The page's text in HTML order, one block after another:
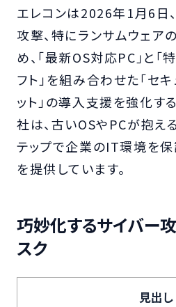
エレコンは2026年1月6日
攻撃、特にランサムウェア
め、「最新OS対応PC」と「
フト」を組み合わせた「セ
ット」の導入支援を強化す
社は、古いOSやPCが抱え
テップで企業のIT環境を保
を提供しています。
巧妙化するサイバー
スク
見出し